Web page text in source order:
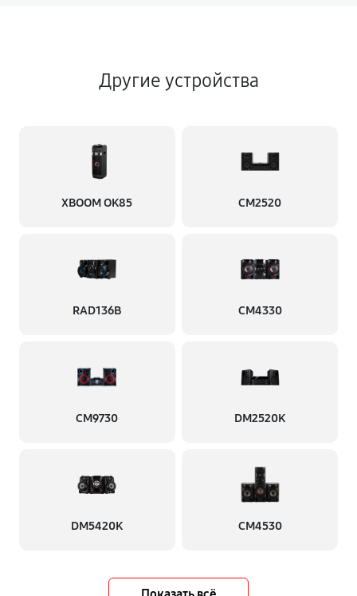
Другие устройства
XBOOM OK85 CM2520
RAD136B CM4330
CM9730 DM2520K
DM5420K CM4530